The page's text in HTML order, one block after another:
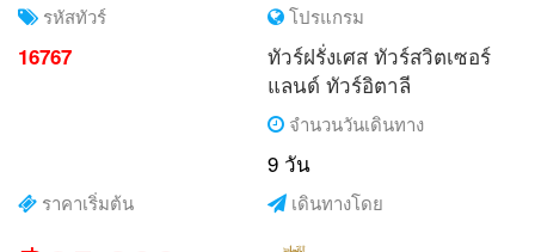
รหัสทัวร์
16767
โปรแกรม
ทัวร์ฝรั่งเศส ทัวร์สวิตเซอร์
แลนด์ ทัวร์อิตาลี
จำนวนวันเดินทาง
9 วัน
ราคาเริ่มต้น เดินทางโดย